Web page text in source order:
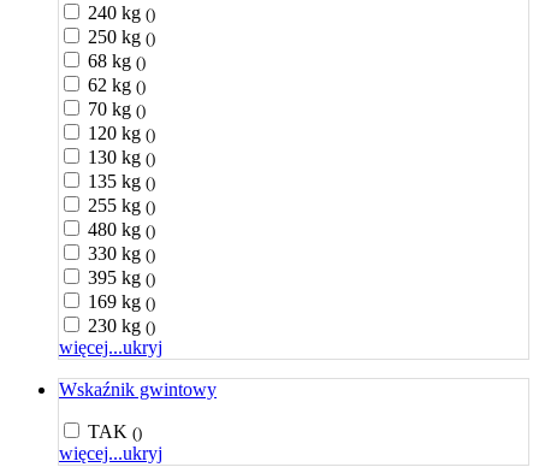
240 kg ()
250 kg ()
68 kg ()
62 kg ()
70 kg ()
120 kg ()
130 kg ()
135 kg ()
255 kg ()
480 kg ()
330 kg ()
395 kg ()
169 kg ()
230 kg ()
więcej...ukryj
Wskaźnik gwintowy
TAK ()
więcej...ukryj